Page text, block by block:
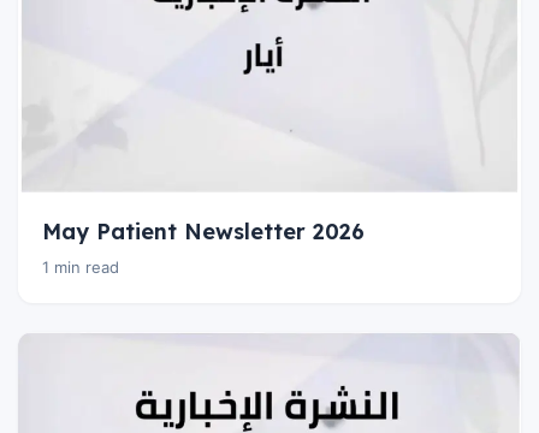
May Patient Newsletter 2026
1 min read